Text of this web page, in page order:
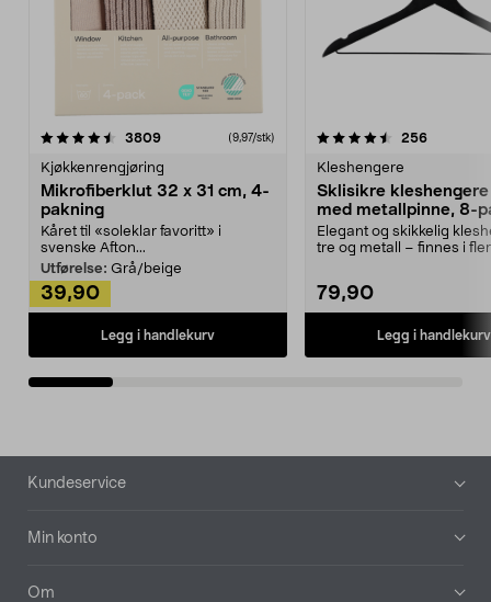
3809anmeldelser(9,97/stk)
Kjøkkenrengjøring
Mikrofiberklut 32 x 31 cm, 4-
pakning
Kåret til «soleklar favoritt» i
svenske Afton...
Utførelse: Grå/beige
39,90
Legg i handlekurv
4.5av 5 stjerner 256
Kleshengere
Sklisikre
med metallpinne, 8-
Elegant og skikkelig
tre og metall – finnes i
79,90
Legg i handlekurv
4.5av 5 stjerner
Bunntekst
Kundeservice
Min konto
Om